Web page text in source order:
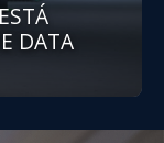
DATA